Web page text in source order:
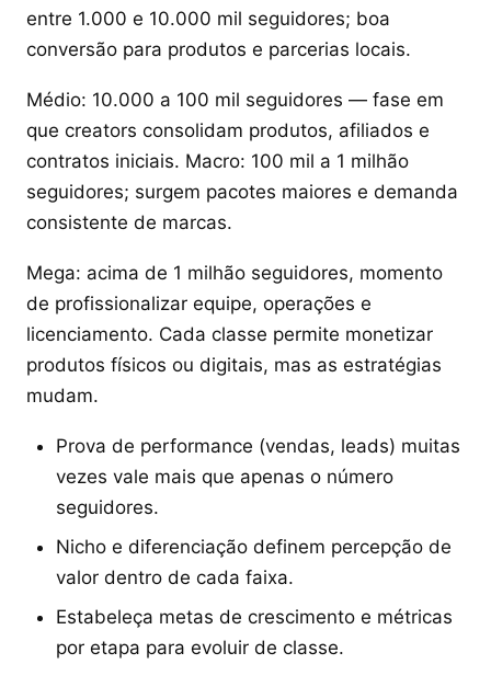
entre 1.000 e 10.000 mil seguidores; boa
conversão para produtos e parcerias locais.
Médio: 10.000 a 100 mil seguidores — fase em
que creators consolidam produtos, afiliados e
contratos iniciais. Macro: 100 mil a 1 milhão
seguidores; surgem pacotes maiores e demanda
consistente de marcas.
Mega: acima de 1 milhão seguidores, momento
de profissionalizar equipe, operações e
licenciamento. Cada classe permite monetizar
produtos físicos ou digitais, mas as estratégias
mudam.
Prova de performance (vendas, leads) muitas
vezes vale mais que apenas o número
seguidores.
Nicho e diferenciação definem percepção de
valor dentro de cada faixa.
Estabeleça metas de crescimento e métricas
por etapa para evoluir de classe.